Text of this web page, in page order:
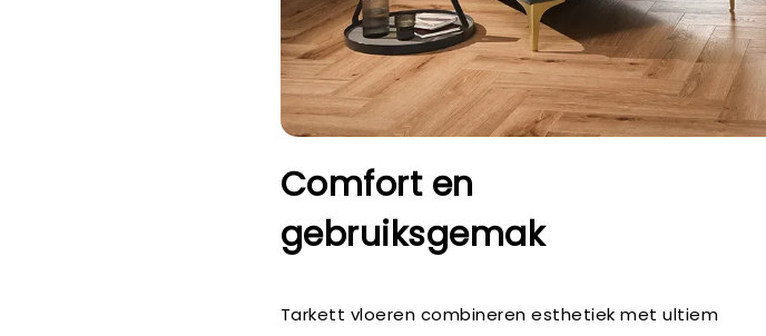
Comfort en
gebruiksgemak
Tarkett vloeren combineren esthetiek met ultiem